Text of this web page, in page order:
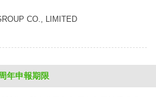
CO., LIMITED
年申報期限